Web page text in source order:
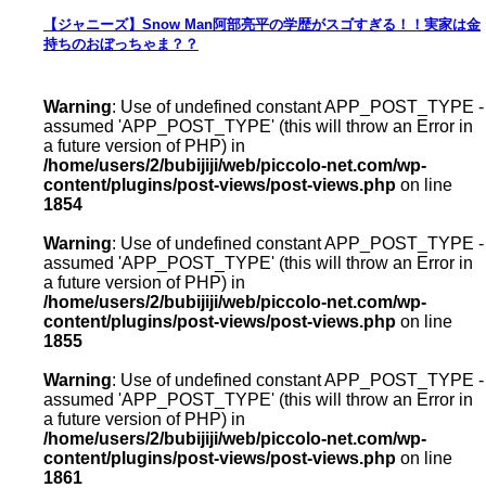
【ジャニーズ】Snow Man阿部亮平の学歴がスゴすぎる！！実家は金
持ちのおぼっちゃま？？
Warning: Use of undefined constant APP_POST_TYPE -
assumed 'APP_POST_TYPE' (this will throw an Error in
a future version of PHP) in
/home/users/2/bubijiji/web/piccolo-net.com/wp-
content/plugins/post-views/post-views.php on line
1854
Warning: Use of undefined constant APP_POST_TYPE -
assumed 'APP_POST_TYPE' (this will throw an Error in
a future version of PHP) in
/home/users/2/bubijiji/web/piccolo-net.com/wp-
content/plugins/post-views/post-views.php on line
1855
Warning: Use of undefined constant APP_POST_TYPE -
assumed 'APP_POST_TYPE' (this will throw an Error in
a future version of PHP) in
/home/users/2/bubijiji/web/piccolo-net.com/wp-
content/plugins/post-views/post-views.php on line
1861